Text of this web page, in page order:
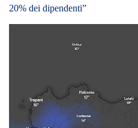
20% dei dipendenti”